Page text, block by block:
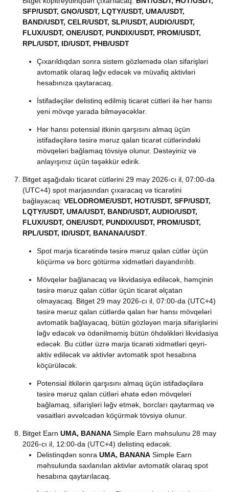
SFP/USDT, GNO/USDT, LQTY/USDT, UMA/USDT,
BAND/USDT, CELR/USDT, SLP/USDT, AUDIO/USDT,
FLUX/USDT, ONE/USDT, PUNDIX/USDT, PROM/USDT,
RPL/USDT, ID/USDT, PHB/USDT
Çıxarıldıqdan sonra sistem gözləmədə olan sifarişləri
avtomatik olaraq ləğv edəcək və müvafiq aktivləri
hesabınıza qaytaracaq.
İstifadəçilər delistinq edilmiş ticarət cütləri ilə hər hansı
yeni mövqe yarada bilməyəcəklər.
Hər hansı potensial itkinin qarşısını almaq üçün
istifadəçilərə təsirə məruz qalan ticarət cütlərindəki
mövqeləri bağlamaq tövsiyə olunur. Dəstəyiniz və
anlayışınız üçün təşəkkür edirik.
Bitget aşağıdakı ticarət cütlərini 29 may 2026-cı il, 07:00-da
(UTC+4) spot marjasından çıxaracaq və ticarətini
bağlayacaq: VELODROME/USDT, HOT/USDT, SFP/USDT,
LQTY/USDT, UMA/USDT, BAND/USDT, AUDIO/USDT,
FLUX/USDT, ONE/USDT, PUNDIX/USDT, PROM/USDT,
RPL/USDT, ID/USDT, BANANA/USDT
Spot marja ticarətində təsirə məruz qalan cütlər üçün
köçürmə və borc götürmə xidmətləri dayandırılıb.
Mövqelər bağlanacaq və likvidasiya ediləcək, həmçinin
təsirə məruz qalan cütlər üçün ticarət əlçatan
olmayacaq. Bitget 29 may 2026-cı il, 07:00-da (UTC+4)
təsirə məruz qalan cütlərdə qalan hər hansı mövqeləri
avtomatik bağlayacaq, bütün gözləyən marja sifarişlərini
ləğv edəcək və ödənilməmiş bütün öhdəlikləri likvidasiya
edəcək. Bu cütlər üzrə marja ticarəti xidmətləri qeyri-
aktiv ediləcək və aktivlər avtomatik spot hesabına
köçürüləcək.
Potensial itkilərin qarşısını almaq üçün istifadəçilərə
təsirə məruz qalan cütləri əhatə edən mövqeləri
bağlamaq, sifarişləri ləğv etmək, borcları qaytarmaq və
vəsaitləri əvvəlcədən köçürmək tövsiyə olunur.
Bitget Earn UMA, BANANA Simple Earn məhsulunu 28 may
2026-cı il, 12:00-da (UTC+4) delistinq edəcək.
Delistinqdən sonra UMA, BANANA Simple Earn
məhsulunda saxlanılan aktivlər avtomatik olaraq spot
hesabına qaytarılacaq.